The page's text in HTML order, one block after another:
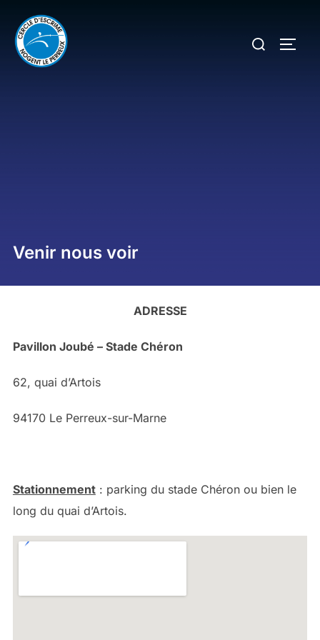
contenu
Rechercher :
Venir nous voir
ADRESSE
Pavillon Joubé – Stade Chéron
62, quai d’Artois
94170 Le Perreux-sur-Marne
Stationnement: parking du stade Chéron ou bien le
long du quai d’Artois.